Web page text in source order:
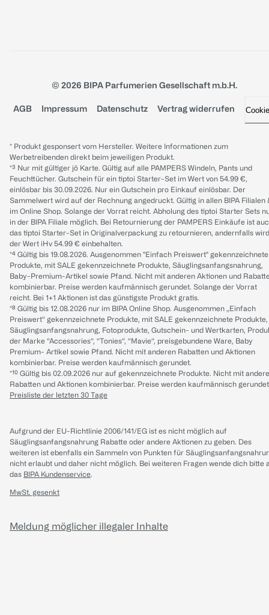
© 2026 BIPA Parfumerien Gesellschaft m.b.H.
AGB Impressum Datenschutz Vertrag widerrufen
* Produkt gesponsert vom Hersteller. Weitere Informationen zum
Werbetreibenden direkt beim jeweiligen Produkt.
*³ Nur mit gültiger jö Karte. Gültig auf alle PAMPERS Windeln, Pants und
Feuchttücher. Gutschein für ein tiptoi Starter-Set im Wert von 54.99 €,
einlösbar bis 30.09.2026. Nur ein Gutschein pro Einkauf einlösbar. Der
Sammelwert wird auf der Rechnung angedruckt. Gültig in allen BIPA Filialen
im Online Shop. Solange der Vorrat reicht. Abholung des tiptoi Starter Sets
in der BIPA Filiale möglich. Bei Retournierung der PAMPERS Einkäufe ist
das tiptoi Starter-Set in Originalverpackung zu retournieren, andernfalls wird
der Wert iHv 54.99 € einbehalten.
*⁴ Gültig bis 19.08.2026. Ausgenommen "Einfach Preiswert" gekennzeichnete
Produkte, mit SALE gekennzeichnete Produkte, Säuglingsanfangsnahrung,
Baby-Premium-Artikel sowie Pfand. Nicht mit anderen Aktionen und
kombinierbar. Preise werden kaufmännisch gerundet. Solange der Vorrat
reicht. Bei 1+1 Aktionen ist das günstigste Produkt gratis.
*⁸ Gültig bis 12.08.2026 nur im BIPA Online Shop. Ausgenommen „Einfach
Preiswert“ gekennzeichnete Produkte, mit SALE gekennzeichnete Produkte,
Säuglingsanfangsnahrung, Fotoprodukte, Gutschein- und Wertkarten,
der Marke “Accessories“, “Tonies“, “Mavie“, preisgebundene Ware, Baby
Premium- Artikel sowie Pfand. Nicht mit anderen Rabatten und Aktionen
kombinierbar. Preise werden kaufmännisch gerundet.
*¹⁰ Gültig bis 02.09.2026 nur auf gekennzeichnete Produkte. Nicht mit
Rabatten und Aktionen kombinierbar. Preise werden kaufmännisch
Preisliste der letzten 30 Tage
Aufgrund der EU-Richtlinie 2006/141/EG ist es nicht möglich auf
Säuglingsanfangsnahrung Rabatte oder andere Aktionen zu geben. Des
weiteren ist ebenfalls ein Sammeln von Punkten für
nicht erlaubt und daher nicht möglich. Bei weiteren Fragen wende dich bitte
das BIPA Kundenservice.
MwSt. gesenkt
Meldung möglicher illegaler Inhalte